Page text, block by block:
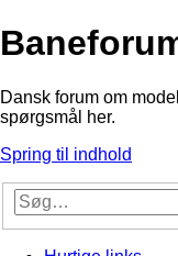
Dansk forum om
spørgsmål her.
Spring til indhold